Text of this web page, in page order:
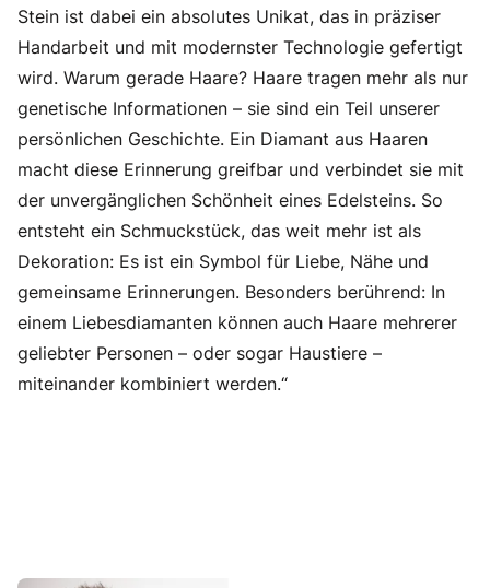
Stein ist dabei ein absolutes Unikat, das in präziser
Handarbeit und mit modernster Technologie gefertigt
wird. Warum gerade Haare? Haare tragen mehr als nur
genetische Informationen – sie sind ein Teil unserer
persönlichen Geschichte. Ein Diamant aus Haaren
macht diese Erinnerung greifbar und verbindet sie mit
der unvergänglichen Schönheit eines Edelsteins. So
entsteht ein Schmuckstück, das weit mehr ist als
Dekoration: Es ist ein Symbol für Liebe, Nähe und
gemeinsame Erinnerungen. Besonders berührend: In
einem Liebesdiamanten können auch Haare mehrerer
geliebter Personen – oder sogar Haustiere –
miteinander kombiniert werden.“